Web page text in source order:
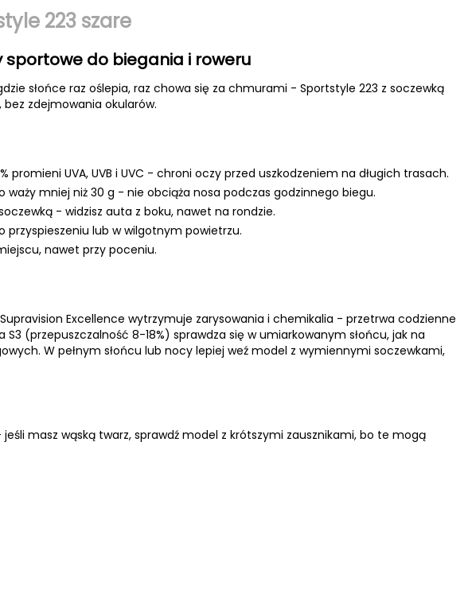
223 szare
sportowe do biegania i roweru
słońce raz oślepia, raz chowa się za chmurami - Sportstyle 223 z soczewką
zdejmowania okularów.
promieni UVA, UVB i UVC - chroni oczy przed uszkodzeniem na długich trasach.
waży mniej niż 30 g - nie obciąża nosa podczas godzinnego biegu.
- widzisz auta z boku, nawet na rondzie.
lub w wilgotnym powietrzu.
nawet przy poceniu.
Excellence wytrzymuje zarysowania i chemikalia - przetrwa codzienne
(przepuszczalność 8-18%) sprawdza się w umiarkowanym słońcu, jak na
W pełnym słońcu lub nocy lepiej weź model z wymiennymi soczewkami,
masz wąską twarz, sprawdź model z krótszymi zausznikami, bo te mogą